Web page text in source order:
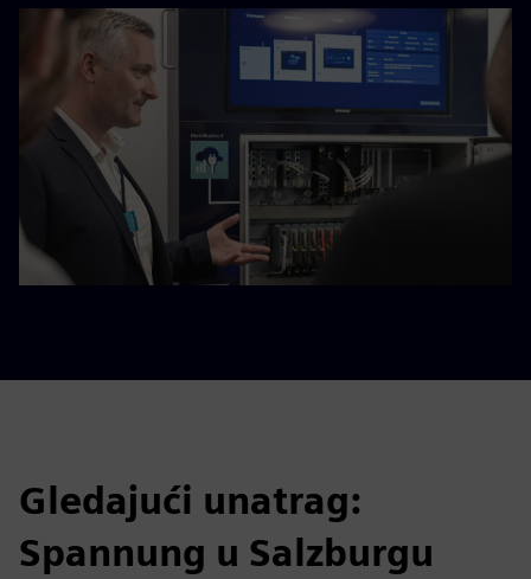
Gledajući unatrag:
Spannung u Salzburgu